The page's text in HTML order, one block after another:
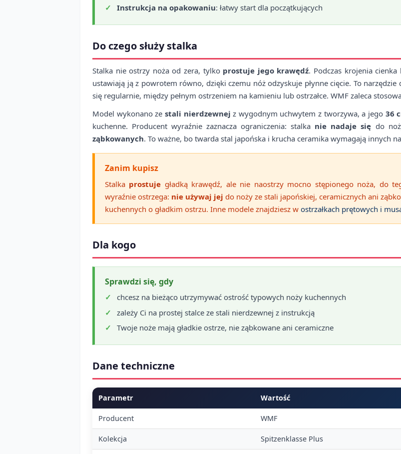
Instrukcja na opakowaniu: łatwy start dla początkujących
Do czego służy stalka
Stalka nie ostrzy noża od zera, tylko prostuje jego krawędź. Podczas krojenia
ustawiają ją z powrotem równo, dzięki czemu nóż odzyskuje płynne cięcie. To narzędzie
się regularnie, między pełnym ostrzeniem na kamieniu lub ostrzałce. WMF zaleca
Model wykonano ze stali nierdzewnej z wygodnym uchwytem z tworzywa, a jego 36
kuchenne. Producent wyraźnie zaznacza ograniczenia: stalka nie nadaje się do
ząbkowanych. To ważne, bo twarda stal japońska i krucha ceramika wymagają innych
Zanim kupisz
Stalka prostuje gładką krawędź, ale nie naostrzy mocno stępionego noża, do
wyraźnie ostrzega: nie używaj jej do noży ze stali japońskiej, ceramicznych ani
kuchennych o gładkim ostrzu. Inne modele znajdziesz w ostrzałkach prętowych i
Dla kogo
Sprawdzi się, gdy
chcesz na bieżąco utrzymywać ostrość typowych noży kuchennych
zależy Ci na prostej stalce ze stali nierdzewnej z instrukcją
Twoje noże mają gładkie ostrze, nie ząbkowane ani ceramiczne
Dane techniczne
Parametr Wartość
Producent WMF
Kolekcja Spitzenklasse Plus